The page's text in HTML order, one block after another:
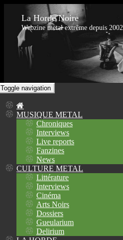
La Horde Noire
Webzine metal extrême depuis 2002
Toggle navigation
MUSIQUE METAL
Chroniques
Interviews
Live reports
Fanzines
News
CULTURE METAL
Littérature
Interviews
Cinéma
Arts Noirs
Dossiers
Gueularium
Delirium